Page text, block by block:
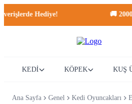
Hediye! 🚚 2000₺
KEDİ KÖPEK KUŞ
Ana Sayfa Genel Kedi Oyuncakları